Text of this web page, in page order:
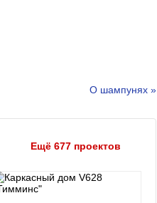
О шампунях »
Ещё 677 проектов